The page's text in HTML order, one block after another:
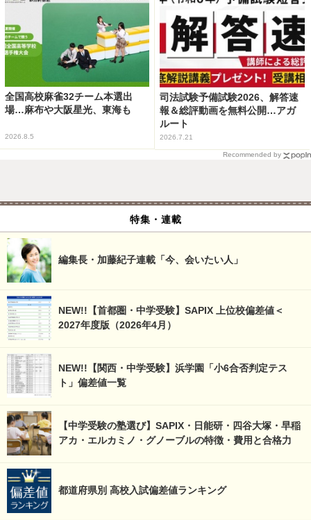
全国高校麻雀32チーム本選出
場…麻布や大阪星光、東海も
2026.8.5
司法試験予備試験2026、解答速
報＆総評動画を無料公開…アガ
ルート
2026.7.21
Recommended by
特集・連載
編集長・加藤紀子連載「今、会いたい人」
NEW!!【首都圏・中学受験】SAPIX 上位校偏差値＜
2027年度版（2026年4月）
NEW!!【関西・中学受験】浜学園「小6合否判定テス
ト」偏差値一覧
【中学受験の塾選び】SAPIX・日能研・四谷大塚・早稲
アカ・エルカミノ・グノーブルの特徴・費用と合格力
都道府県別 高校入試偏差値ランキング